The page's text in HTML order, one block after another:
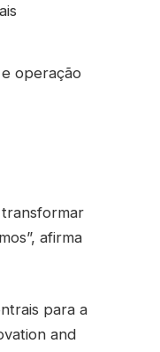
operação
afirma
para a
and